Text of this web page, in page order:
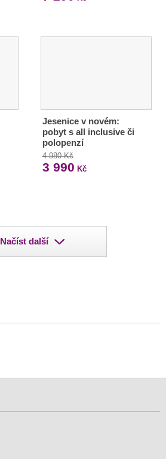
Jesenice v novém:
pobyt s all inclusive či
polopenzí
4 980 Kč
3 990 Kč
Načíst další